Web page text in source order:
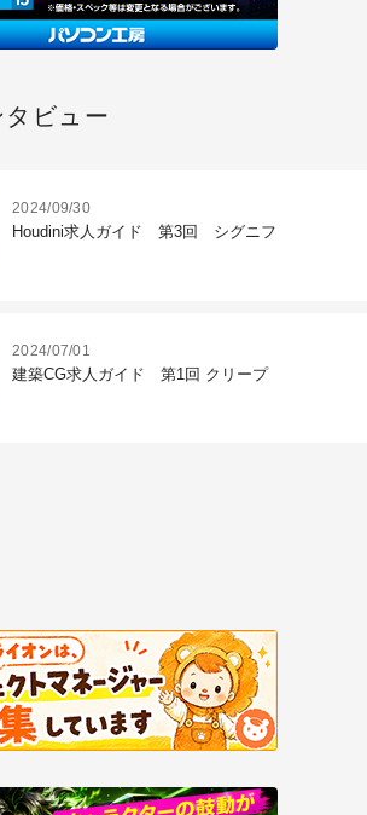
ビュー
2024/09/30
Houdini求人ガイド 第3回 シグニフ
2024/07/01
建築CG求人ガイド 第1回 クリープ